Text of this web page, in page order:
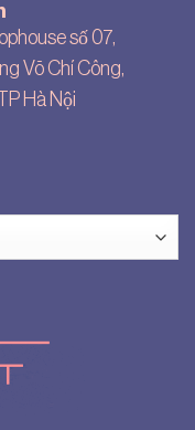
số 07,
Võ Chí Công,
Hà Nội